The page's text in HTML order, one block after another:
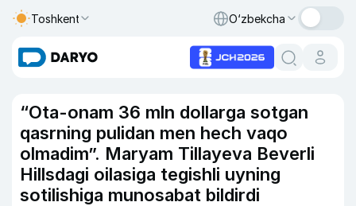
Toshkent O‘zbekcha
“Ota-onam 36 mln dollarga sotgan
qasrning pulidan men hech vaqo
olmadim”. Maryam Tillayeva Beverli
Hillsdagi oilasiga tegishli uyning
sotilishiga munosabat bildirdi